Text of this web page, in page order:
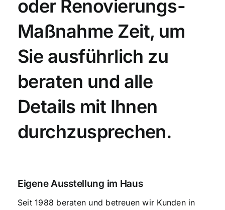
Eigene Ausstellung im Haus
Seit 1988 beraten und betreuen wir Kunden in
oder Renovierungs-
Maßnahme Zeit, um
Sie ausführlich zu
beraten und alle
Details mit Ihnen
durchzusprechen.